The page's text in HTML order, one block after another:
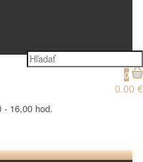
0
0.00 €
- 16,00 hod.